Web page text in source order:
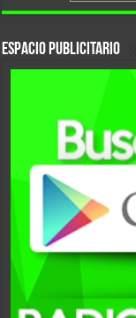
Espacio Publicitario